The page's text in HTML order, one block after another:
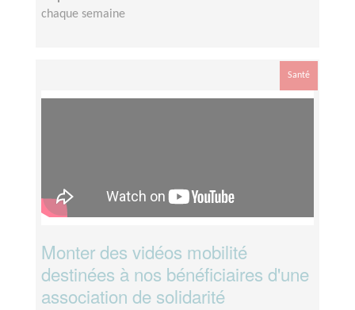
chaque semaine
Santé
Monter des vidéos mobilité
destinées à nos bénéficiaires d'une
association de solidarité